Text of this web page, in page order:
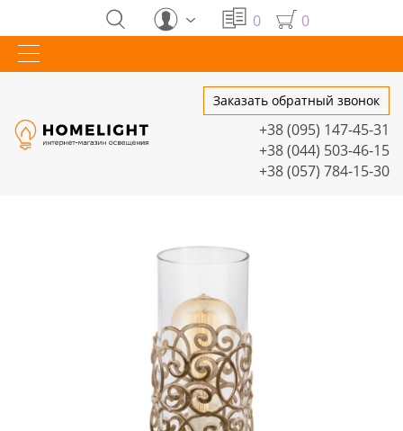
0 0
Заказать обратный звонок
+38 (095) 147-45-31
+38 (044) 503-46-15
+38 (057) 784-15-30